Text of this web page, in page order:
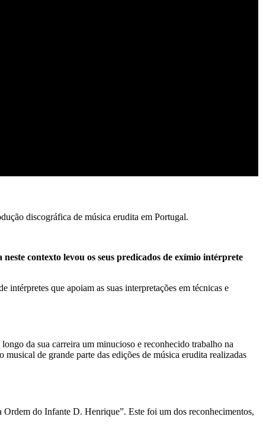
discográfica de música erudita em Portugal.
contexto levou os seus predicados de exímio intérprete
que apoiam as suas interpretações em técnicas e
da sua carreira um minucioso e reconhecido trabalho na
de grande parte das edições de música erudita realizadas
do Infante D. Henrique”. Este foi um dos reconhecimentos,